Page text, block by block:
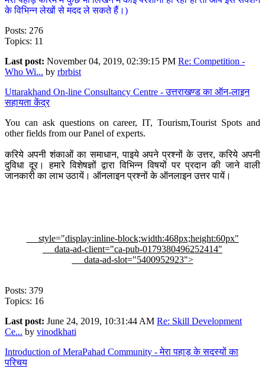
के विभिन्न लेखों से मदद ले सकते हैं।)
Posts: 276
Topics: 11
Last post: November 04, 2019, 02:39:15 PM Re: Competition -
Who Wi... by rbrbist
Uttarakhand On-line Consultancy Centre - उत्तराखण्ड का ऑन-लाइन
सहायता केंद्र
You can ask questions on career, IT, Tourism,Tourist Spots and
other fields from our Panel of experts.
करिये अपनी शंकाओं का समाधान, पाइये अपने प्रश्नों के उत्तर, करिये अपनी
दुविधा दूर। हमारे विशेषज्ञों द्वारा विभिन्न विषयों पर प्रदान की जाने वाली
जानकारी का लाभ उठायें। ऑनलाइन प्रश्नों के ऑनलाइन उत्तर पायें।
style="display:inline-block;width:468px;height:60px"
data-ad-client="ca-pub-0179380496252414"
data-ad-slot="5400952923">
Posts: 379
Topics: 16
Last post: June 24, 2019, 10:31:44 AM Re: Skill Development
Ce... by vinodkhati
Introduction of MeraPahad Community - मेरा पहाड़ के सदस्यों का
परिचय